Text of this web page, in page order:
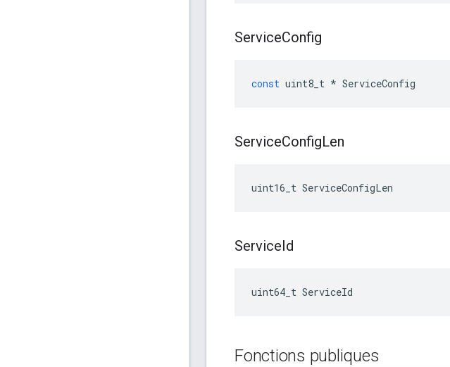
ServiceConfig
const uint8_t * ServiceConfig
ServiceConfigLen
uint16_t ServiceConfigLen
ServiceId
uint64_t ServiceId
Fonctions publiques